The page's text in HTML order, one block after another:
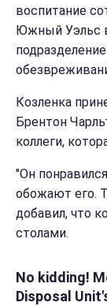
воспитание
Южный Уэльс
Козленка
Брентон
коллеги,
"Он
обожают его.
добавил, что
столами.
No kidding!
Disposal